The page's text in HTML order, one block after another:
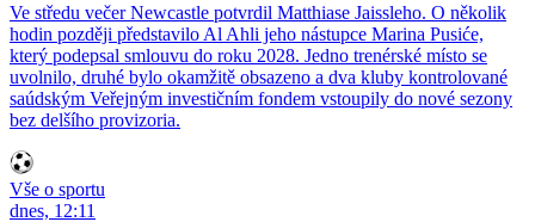
Ve středu večer Newcastle potvrdil Matthiase Jaissleho. O několik
hodin později představilo Al Ahli jeho nástupce Marina Pusiće,
který podepsal smlouvu do roku 2028. Jedno trenérské místo se
uvolnilo, druhé bylo okamžitě obsazeno a dva kluby kontrolované
saúdským Veřejným investičním fondem vstoupily do nové sezony
bez delšího provizoria.
Vše o sportu
dnes, 12:11